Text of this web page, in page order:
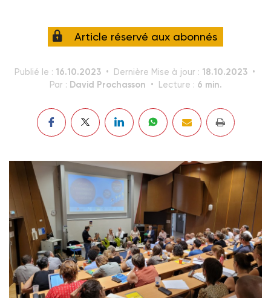
Article réservé aux abonnés
Publié le : 16.10.2023 Dernière Mise à jour : 18.10.2023
Par : David Prochasson Lecture : 6 min.